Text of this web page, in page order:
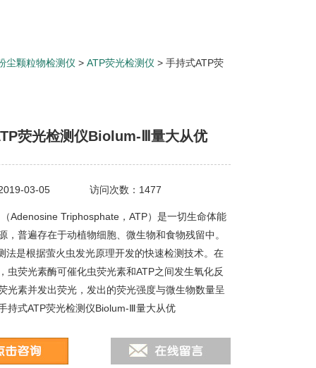
尘颗粒物检测仪 > ATP荧光检测仪 > 手持式ATP荧
荧光检测仪Biolum-Ⅲ量大从优
03-05 访问次数：1477
Adenosine Triphosphate，ATP）是一切生命体能
，普遍存在于动植物细胞、微生物和食物残留中。
法是根据萤火虫发光原理开发的快速检测技术。在
虫荧光素酶可催化虫荧光素和ATP之间发生氧化反
光素并发出荧光，发出的荧光强度与微生物数量呈
持式ATP荧光检测仪Biolum-Ⅲ量大从优